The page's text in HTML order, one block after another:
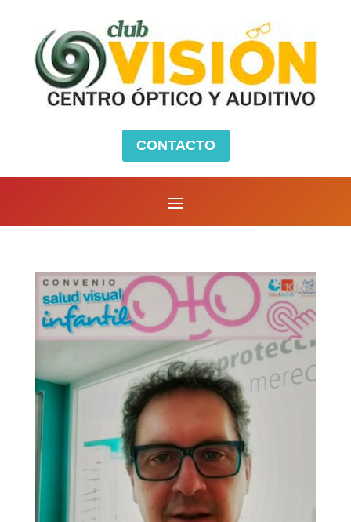
CONTACTO